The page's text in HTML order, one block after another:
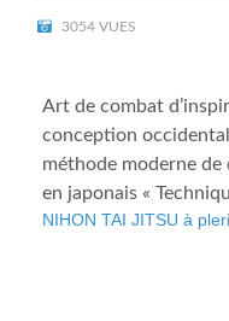
3054 VUES
Art de combat
conception
méthode moderne
en japonais «
NIHON TAI JITSU à